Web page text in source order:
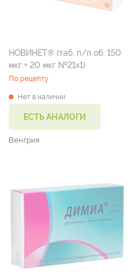
НОВИНЕТ® (таб. п/п об. 150
мкг + 20 мкг №21х1)
По рецепту
Нет в наличии
ЕСТЬ АНАЛОГИ
Венгрия